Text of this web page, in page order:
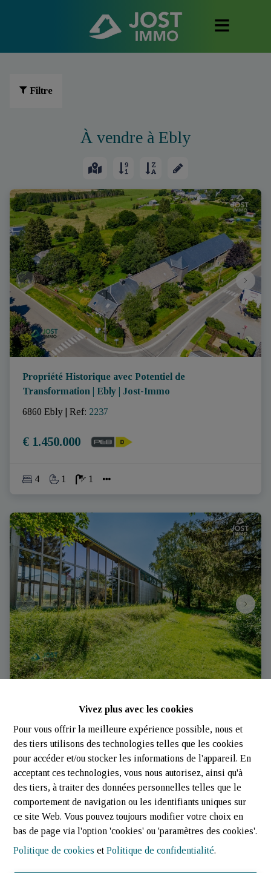
Vivez plus avec les cookies
Pour vous offrir la meilleure expérience possible, nous et
des tiers utilisons des technologies telles que les cookies
pour accéder et/ou stocker les informations de l'appareil. En
acceptant ces technologies, vous nous autorisez, ainsi qu'à
des tiers, à traiter des données personnelles telles que le
comportement de navigation ou les identifiants uniques sur
ce site Web. Vous pouvez toujours modifier votre choix en
bas de page via l'option 'cookies' ou 'paramètres des cookies'.
Politique de cookies etPolitique de confidentialité.
Filtre
À vendre à Ebly
Propriété Historique avec Potentiel de
Transformation | Ebly | Jost-Immo
6860 Ebly
Ref: 2237
€ 1.450.000
4 1 1
Rue Saint-Martin 40, 6860 Ebly | Ref: 2173
€ 990.000
810 m² 13330 m²